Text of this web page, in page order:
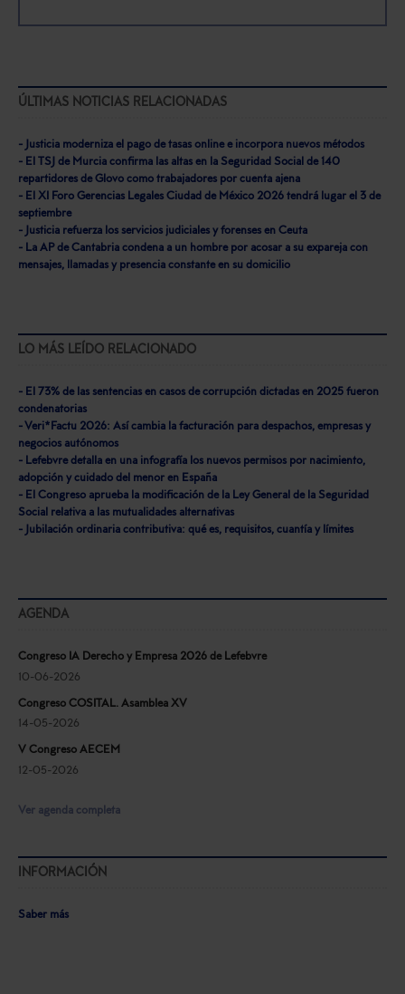
ÚLTIMAS NOTICIAS RELACIONADAS
- Justicia moderniza el pago de tasas online e incorpora nuevos métodos
- El TSJ de Murcia confirma las altas en la Seguridad Social de 140
repartidores de Glovo como trabajadores por cuenta ajena
- El XI Foro Gerencias Legales Ciudad de México 2026 tendrá lugar el 3 de
septiembre
- Justicia refuerza los servicios judiciales y forenses en Ceuta
- La AP de Cantabria condena a un hombre por acosar a su expareja con
mensajes, llamadas y presencia constante en su domicilio
LO MÁS LEÍDO RELACIONADO
- El 73% de las sentencias en casos de corrupción dictadas en 2025 fueron
condenatorias
- Veri*Factu 2026: Así cambia la facturación para despachos, empresas y
negocios autónomos
- Lefebvre detalla en una infografía los nuevos permisos por nacimiento,
adopción y cuidado del menor en España
- El Congreso aprueba la modificación de la Ley General de la Seguridad
Social relativa a las mutualidades alternativas
- Jubilación ordinaria contributiva: qué es, requisitos, cuantía y límites
AGENDA
Congreso IA Derecho y Empresa 2026 de Lefebvre
10-06-2026
Congreso COSITAL. Asamblea XV
14-05-2026
V Congreso AECEM
12-05-2026
Ver agenda completa
INFORMACIÓN
Saber más